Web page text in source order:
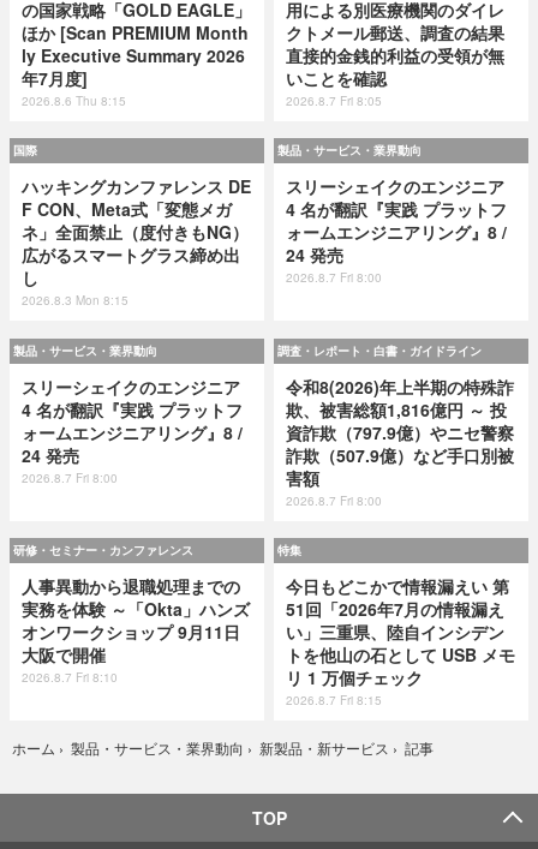
の国家戦略「GOLD EAGLE」
ほか [Scan PREMIUM Month
ly Executive Summary 2026
年7月度]
2026.8.6 Thu 8:15
用による別医療機関のダイレ
クトメール郵送、調査の結果
直接的金銭的利益の受領が無
いことを確認
2026.8.7 Fri 8:05
国際
ハッキングカンファレンス DE
F CON、Meta式「変態メガ
ネ」全面禁止（度付きもNG）
広がるスマートグラス締め出
し
2026.8.3 Mon 8:15
製品・サービス・業界動向
スリーシェイクのエンジニア
4 名が翻訳『実践 プラットフ
ォームエンジニアリング』8 /
24 発売
2026.8.7 Fri 8:00
製品・サービス・業界動向
スリーシェイクのエンジニア
4 名が翻訳『実践 プラットフ
ォームエンジニアリング』8 /
24 発売
2026.8.7 Fri 8:00
調査・レポート・白書・ガイドライン
令和8(2026)年上半期の特殊詐
欺、被害総額1,816億円 ～ 投
資詐欺（797.9億）やニセ警察
詐欺（507.9億）など手口別被
害額
2026.8.7 Fri 8:00
研修・セミナー・カンファレンス
人事異動から退職処理までの
実務を体験 ～「Okta」ハンズ
オンワークショップ 9月11日
大阪で開催
2026.8.7 Fri 8:10
特集
今日もどこかで情報漏えい 第
51回「2026年7月の情報漏え
い」三重県、陸自インシデン
トを他山の石として USB メモ
リ 1 万個チェック
2026.8.7 Fri 8:15
ホーム › 製品・サービス・業界動向 › 新製品・新サービス › 記事
TOP